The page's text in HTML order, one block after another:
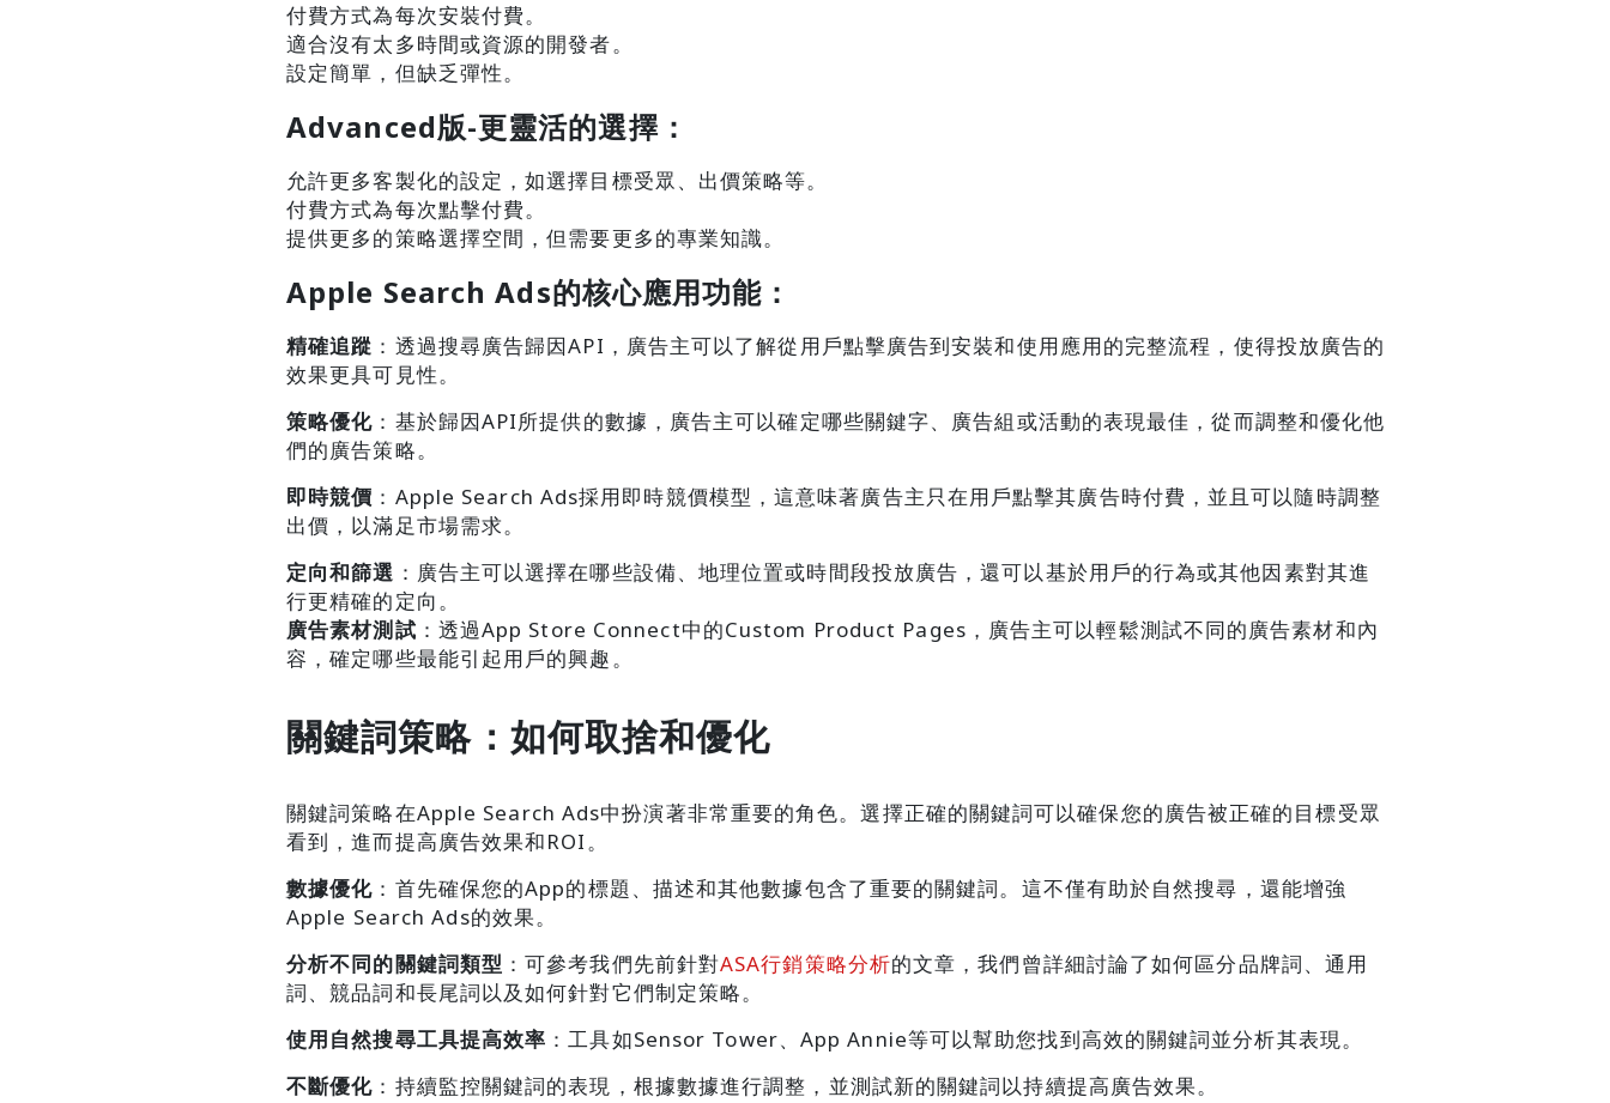
付費方式為每次安裝付費。
適合沒有太多時間或資源的開發者。
設定簡單，但缺乏彈性。
Advanced版-更靈活的選擇：
允許更多客製化的設定，如選擇目標受眾、出價策略等。
付費方式為每次點擊付費。
提供更多的策略選擇空間，但需要更多的專業知識。
Apple Search Ads的核心應用功能：
精確追蹤 ：透過搜尋廣告歸因API，廣告主可以了解從用戶點擊廣告到安裝和使用應用的完整流程，使得投放廣告的
效果更具可見性。
策略優化 ：基於歸因API所提供的數據，廣告主可以確定哪些關鍵字、廣告組或活動的表現最佳，從而調整和優化他
們的廣告策略。
即時競價 ：Apple Search Ads採用即時競價模型，這意味著廣告主只在用戶點擊其廣告時付費，並且可以隨時調整
出價，以滿足市場需求。
定向和篩選 ：廣告主可以選擇在哪些設備、地理位置或時間段投放廣告，還可以基於用戶的行為或其他因素對其進
行更精確的定向。
廣告素材測試 ：透過App Store Connect中的Custom Product Pages，廣告主可以輕鬆測試不同的廣告素材和內
容，確定哪些最能引起用戶的興趣。
關鍵詞策略：如何取捨和優化
關鍵詞策略在Apple Search Ads中扮演著非常重要的角色。選擇正確的關鍵詞可以確保您的廣告被正確的目標受眾
看到，進而提高廣告效果和ROI。
數據優化 ：首先確保您的App的標題、描述和其他數據包含了重要的關鍵詞。這不僅有助於自然搜尋，還能增強
Apple Search Ads的效果。
分析不同的關鍵詞類型 ：可參考我們先前針對ASA行銷策略分析的文章，我們曾詳細討論了如何區分品牌詞、通用
詞、競品詞和長尾詞以及如何針對它們制定策略。
使用自然搜尋工具提高效率 ：工具如Sensor Tower、App Annie等可以幫助您找到高效的關鍵詞並分析其表現。
不斷優化 ：持續監控關鍵詞的表現，根據數據進行調整，並測試新的關鍵詞以持續提高廣告效果。